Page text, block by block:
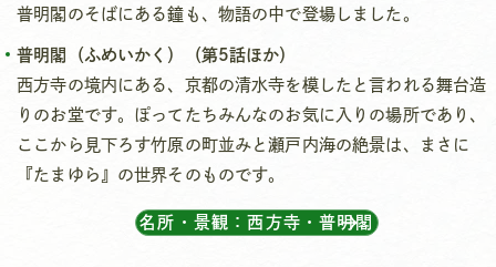
普明閣のそばにある鐘も、物語の中で登場しました。
普明閣（ふめいかく）（第5話ほか）
西方寺の境内にある、京都の清水寺を模したと言われる舞台造
りのお堂です。ぽってたちみんなのお気に入りの場所であり、
ここから見下ろす竹原の町並みと瀬戸内海の絶景は、まさに
『たまゆら』の世界そのものです。
名所・景観：西方寺・普明閣